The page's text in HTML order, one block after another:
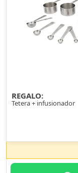
REGALO:
Tetera + infusionador